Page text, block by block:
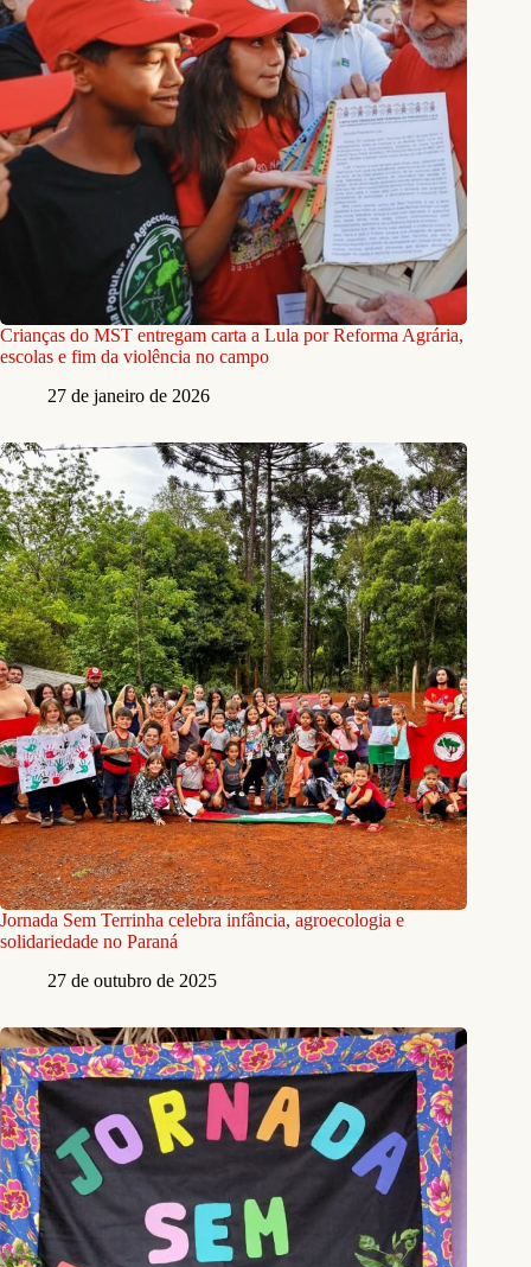
Crianças do MST entregam carta a Lula por Reforma Agrária,
escolas e fim da violência no campo
27 de janeiro de 2026
Jornada Sem Terrinha celebra infância, agroecologia e
solidariedade no Paraná
27 de outubro de 2025